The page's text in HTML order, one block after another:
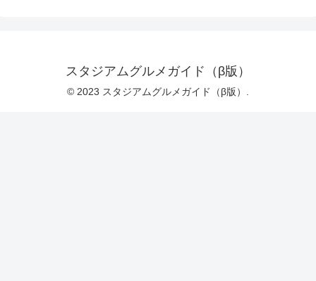
スタジアムグルメガイド（β版）
© 2023 スタジアムグルメガイド（β版）.